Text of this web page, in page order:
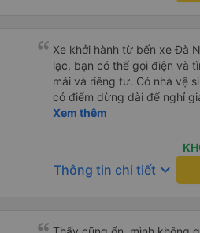
(một mình) yêu luôn.
lần xe rẽ 1 cái là ✈️ Ít đi xe
10/10.
Xe khởi hành từ bến xe Đà
lạc, bạn có thể gọi điện và
mái và riêng tư. Có nhà vệ
có điểm dừng dài để nghỉ
tuyệt vời.
Xem thêm
Thông tin chi tiết keyboard_arrow_down